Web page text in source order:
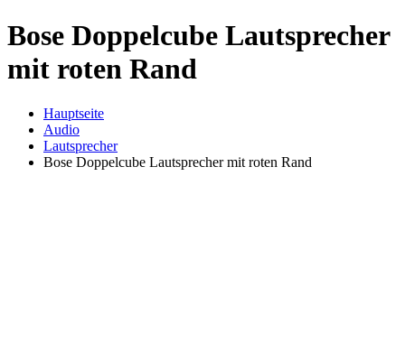
Bose Doppelcube Lautsprecher
mit roten Rand
Hauptseite
Audio
Lautsprecher
Bose Doppelcube Lautsprecher mit roten Rand